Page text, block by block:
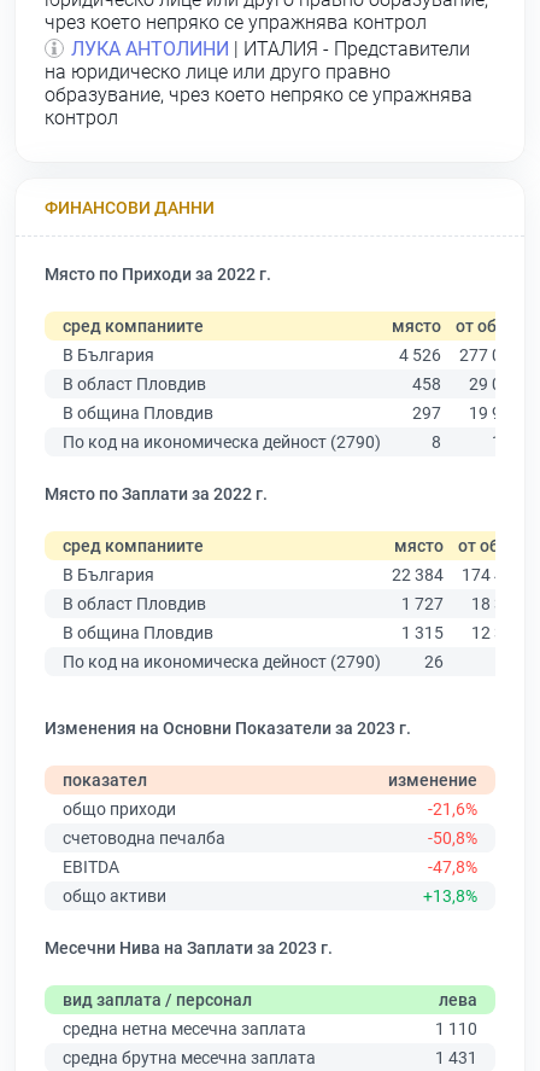
чрез което непряко се упражнява контрол
ЛУКА АНТОЛИНИ
| ИТАЛИЯ - Представители
на юридическо лице или друго правно
образувание, чрез което непряко се упражнява
контрол
ФИНАНСОВИ ДАННИ
Място по Приходи за 2022 г.
сред компаниите място от общо
В България
4 526
277 019
В област Пловдив
458
29 067
В община Пловдив
297
19 939
По код на икономическа дейност (2790)
8 105
Място по Заплати за 2022 г.
сред компаниите място от общо
В България
22 384
174 403
В област Пловдив
1 727
18 305
В община Пловдив
1 315
12 387
По код на икономическа дейност (2790)
26
Изменения на Основни Показатели за 2023 г.
показател
изменение
общо приходи
-21,6%
счетоводна печалба
-50,8%
EBITDA
-47,8%
общо активи
+13,8%
Месечни Нива на Заплати за 2023 г.
вид заплата / персонал
лева
средна нетна месечна заплата
1 110
средна брутна месечна заплата
1 431